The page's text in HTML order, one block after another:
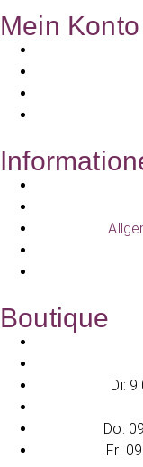
Mein Konto
Boutique
Di:
Do:
Fr: